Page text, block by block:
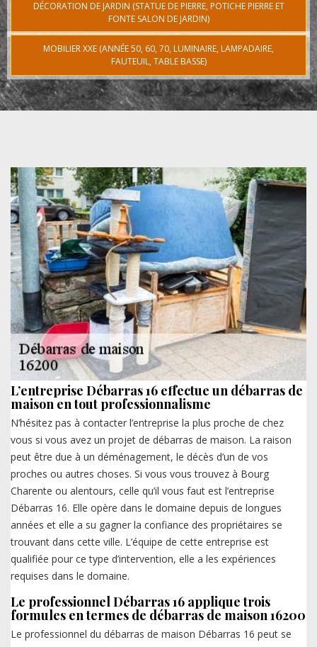
DÉCORATION DE JARDIN (STATUE DE PIERRE, POTICHE PIERRE ET
FONTE SALON DE JARDIN)
MOBILIER XXE (ANNÉE 50, 60, 70, LUMINAIRE, LAMPADAIRE,
FAUTEUIL, TABLE BASSE)
L’entreprise Débarras 16 effectue un débarras de
maison en tout professionnalisme
N’hésitez pas à contacter l’entreprise la plus proche de chez
vous si vous avez un projet de débarras de maison. La raison
peut être due à un déménagement, le décès d’un de vos
proches ou autres choses. Si vous vous trouvez à Bourg
Charente ou alentours, celle qu’il vous faut est l’entreprise
Débarras 16. Elle opère dans le domaine depuis de longues
années et elle a su gagner la confiance des propriétaires se
trouvant dans cette ville. L’équipe de cette entreprise est
qualifiée pour ce type d’intervention, elle a les expériences
requises dans le domaine.
Le professionnel Débarras 16 applique trois
formules en termes de débarras de maison 16200
Le professionnel du débarras de maison Débarras 16 peut se